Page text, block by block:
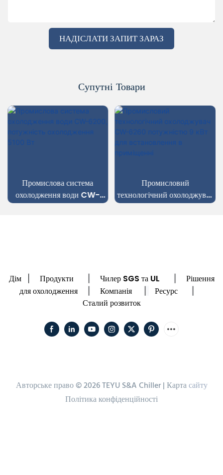
НАДІСЛАТИ ЗАПИТ ЗАРАЗ
Супутні Товари
Промислова система
охолодження води CW-
6200, потужність
Промисловий
технологічний охолоджувач
CW-6260 потужністю 9
Дім Продукти Чилер SGS та UL
Рішення
для охолодження
Компанія Ресурс
Сталий розвиток
Авторське право © 2026 TEYU S&A Chiller |Картасайту
Політика конфіденційності